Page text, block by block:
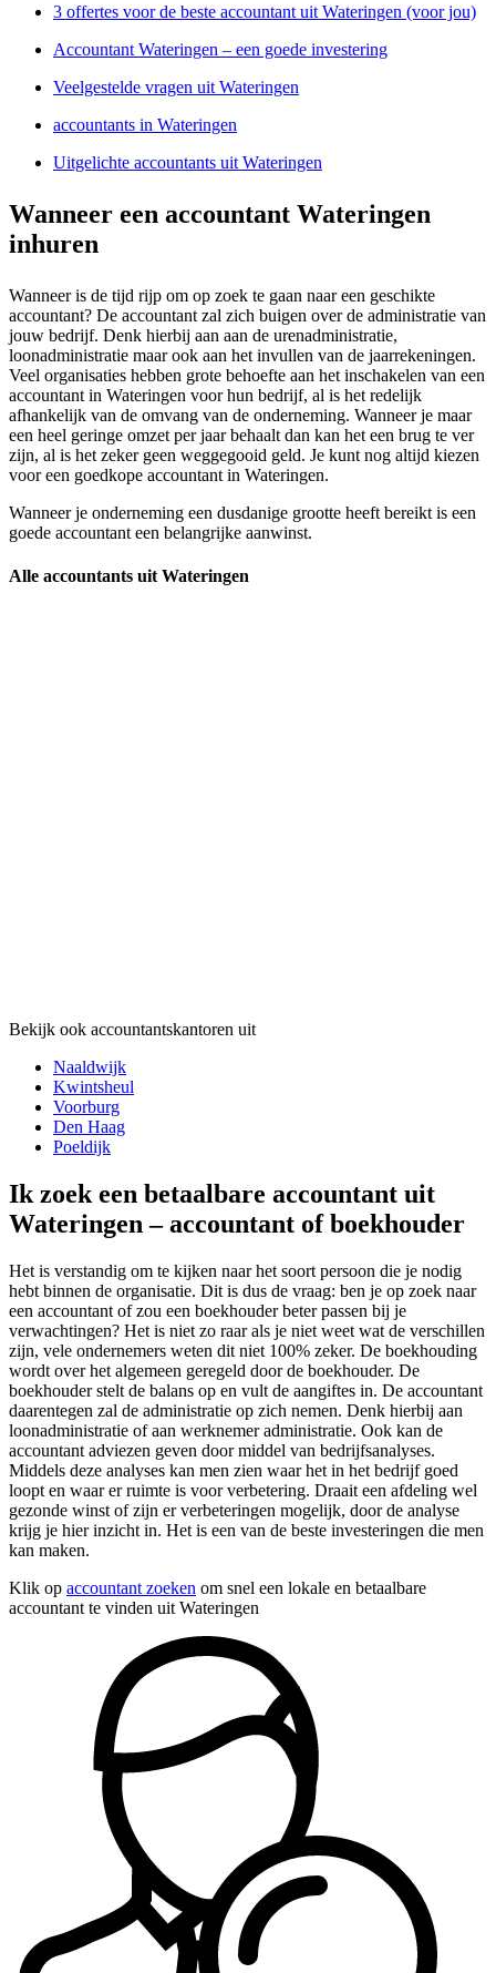
3 offertes voor de beste accountant uit Wateringen (voor jou)
Accountant Wateringen – een goede investering
Veelgestelde vragen uit Wateringen
accountants in Wateringen
Uitgelichte accountants uit Wateringen
Wanneer een accountant Wateringen
inhuren
Wanneer is de tijd rijp om op zoek te gaan naar een geschikte
accountant? De accountant zal zich buigen over de administratie van
jouw bedrijf. Denk hierbij aan aan de urenadministratie,
loonadministratie maar ook aan het invullen van de jaarrekeningen.
Veel organisaties hebben grote behoefte aan het inschakelen van een
accountant in Wateringen voor hun bedrijf, al is het redelijk
afhankelijk van de omvang van de onderneming. Wanneer je maar
een heel geringe omzet per jaar behaalt dan kan het een brug te ver
zijn, al is het zeker geen weggegooid geld. Je kunt nog altijd kiezen
voor een goedkope accountant in Wateringen.
Wanneer je onderneming een dusdanige grootte heeft bereikt is een
goede accountant een belangrijke aanwinst.
Alle accountants uit Wateringen
Bekijk ook accountantskantoren uit
Naaldwijk
Kwintsheul
Voorburg
Den Haag
Poeldijk
Ik zoek een betaalbare accountant uit
Wateringen – accountant of boekhouder
Het is verstandig om te kijken naar het soort persoon die je nodig
hebt binnen de organisatie. Dit is dus de vraag: ben je op zoek naar
een accountant of zou een boekhouder beter passen bij je
verwachtingen? Het is niet zo raar als je niet weet wat de verschillen
zijn, vele ondernemers weten dit niet 100% zeker. De boekhouding
wordt over het algemeen geregeld door de boekhouder. De
boekhouder stelt de balans op en vult de aangiftes in. De accountant
daarentegen zal de administratie op zich nemen. Denk hierbij aan
loonadministratie of aan werknemer administratie. Ook kan de
accountant adviezen geven door middel van bedrijfsanalyses.
Middels deze analyses kan men zien waar het in het bedrijf goed
loopt en waar er ruimte is voor verbetering. Draait een afdeling wel
gezonde winst of zijn er verbeteringen mogelijk, door de analyse
krijg je hier inzicht in. Het is een van de beste investeringen die men
kan maken.
Klik op accountant zoeken om snel een lokale en betaalbare
accountant te vinden uit Wateringen